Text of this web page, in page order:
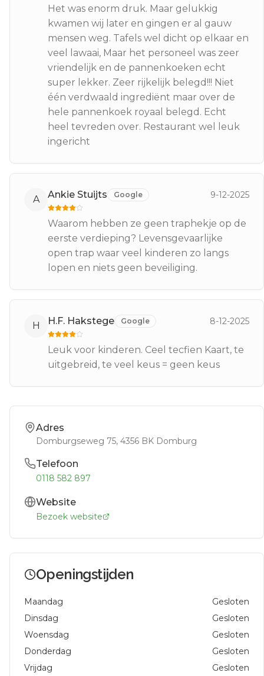
Het was enorm druk. Maar gelukkig
kwamen wij later en gingen er al gauw
mensen weg. Tafels wel dicht op elkaar en
veel lawaai, Maar het personeel was zeer
vriendelijk en de pannenkoeken echt
super lekker. Zeer rijkelijk belegd!!! Niet
één verdwaald ingrediënt maar over de
hele pannenkoek royaal belegd. Echt
heel tevreden over. Restaurant wel leuk
ingericht
A Ankie Stuijts Google 9-12-2025
Waarom hebben ze geen traphekje op de
eerste verdieping? Levensgevaarlijke
open trap waar veel kinderen zo langs
lopen en niets geen beveiliging.
H H.F. Hakstege Google 8-12-2025
Leuk voor kinderen. Ceel tecfien Kaart, te
uitgebreid, te veel keus = geen keus
Adres
Domburgseweg 75, 4356 BK Domburg
Telefoon
0118 582 897
Website
Bezoek website
Openingstijden
Maandag
Gesloten
Dinsdag
Gesloten
Woensdag
Gesloten
Donderdag
Gesloten
Vrijdag
Gesloten